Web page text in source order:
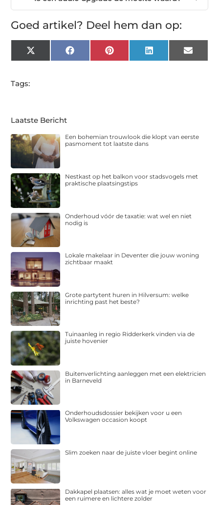
Goed artikel? Deel hem dan op:
X
(Twitter)
FacebookPinterest LinkedIn Email
Tags:
Laatste Bericht
Een bohemian trouwlook die klopt van eerste
pasmoment tot laatste dans
Nestkast op het balkon voor stadsvogels met
praktische plaatsingstips
Onderhoud vóór de taxatie: wat wel en niet
nodig is
Lokale makelaar in Deventer die jouw woning
zichtbaar maakt
Grote partytent huren in Hilversum: welke
inrichting past het beste?
Tuinaanleg in regio Ridderkerk vinden via de
juiste hovenier
Buitenverlichting aanleggen met een elektricien
in Barneveld
Onderhoudsdossier bekijken voor u een
Volkswagen occasion koopt
Slim zoeken naar de juiste vloer begint online
Dakkapel plaatsen: alles wat je moet weten voor
een ruimere en lichtere zolder